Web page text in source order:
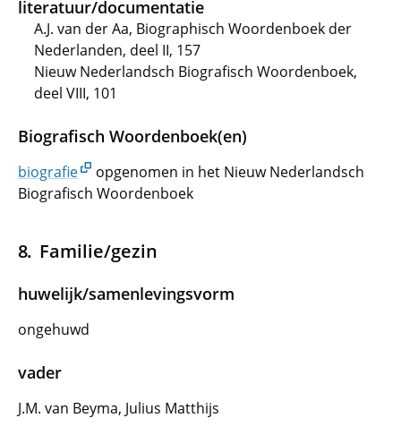
literatuur/documentatie
A.J. van der Aa, Biographisch Woordenboek der
Nederlanden, deel II, 157
Nieuw Nederlandsch Biografisch Woordenboek,
deel VIII, 101
Biografisch Woordenboek(en)
biografie
opgenomen in het Nieuw Nederlandsch
Biografisch Woordenboek
Familie/gezin
huwelijk/samenlevingsvorm
ongehuwd
vader
J.M. van Beyma, Julius Matthijs